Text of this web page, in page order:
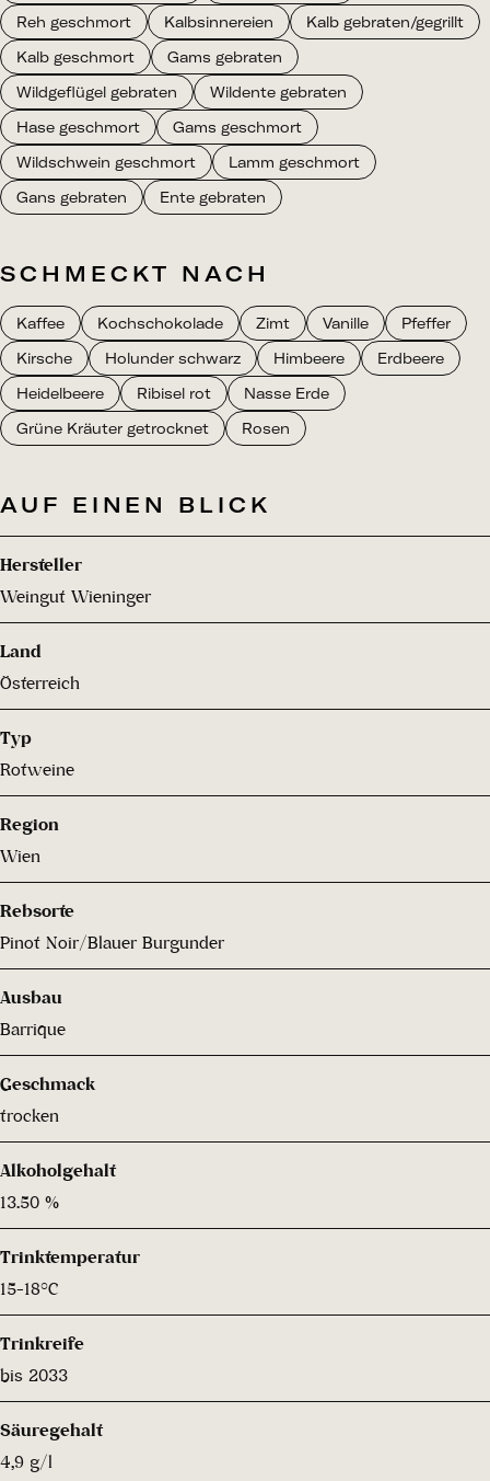
Reh geschmort
Kalbsinnereien
Kalb gebraten/gegrillt
Kalb geschmort
Gams gebraten
Wildgeflügel gebraten
Wildente gebraten
Hase geschmort
Gams geschmort
Wildschwein geschmort
Lamm geschmort
Gans gebraten
Ente gebraten
SCHMECKT NACH
Kaffee Kochschokolade Zimt Vanille
Pfeffer
Kirsche
Holunder schwarz Himbeere
Erdbeere
Heidelbeere
Ribisel rot
Nasse Erde
Grüne Kräuter getrocknet
Rosen
AUF EINEN BLICK
Hersteller
Weingut Wieninger
Land
Österreich
Typ
Rotweine
Region
Wien
Rebsorte
Pinot Noir/Blauer Burgunder
Ausbau
Barrique
Geschmack
trocken
Alkoholgehalt
13.50 %
Trinktemperatur
15-18°C
Trinkreife
bis 2033
Säuregehalt
4,9 g/l